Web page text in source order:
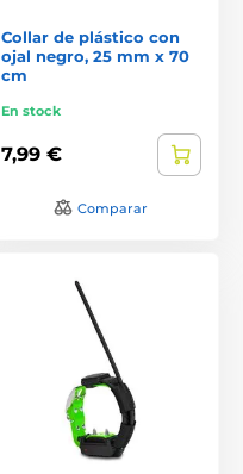
Collar de plástico con
ojal negro, 25 mm x 70
cm
En stock
7,99 €
Comparar